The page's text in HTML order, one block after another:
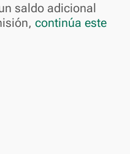
saldo adicional
continúa este